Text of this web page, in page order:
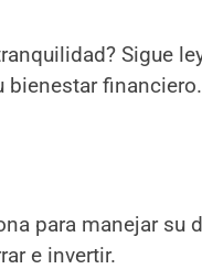
Sigue
bienestar financiero.
para manejar su
e invertir.